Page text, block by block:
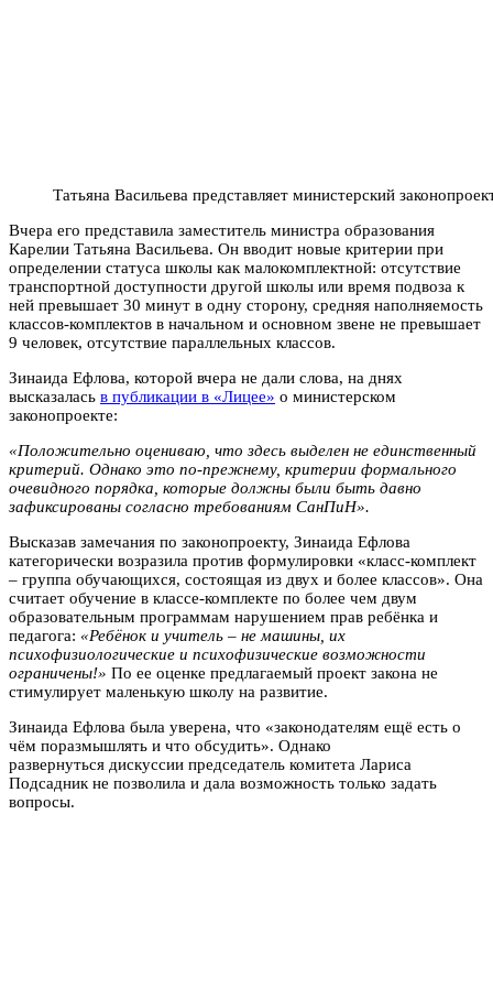
Татьяна Васильева представляет министерский
Вчера его представила заместитель министра образования
Карелии Татьяна Васильева. Он вводит новые критерии при
определении статуса школы как малокомплектной: отсутствие
транспортной доступности другой школы или время подвоза к
ней превышает 30 минут в одну сторону, средняя наполняемость
классов-комплектов в начальном и основном звене не превышает
9 человек, отсутствие параллельных классов.
Зинаида Ефлова, которой вчера не дали слова, на днях
высказалась в публикации в «Лицее» о министерском
законопроекте:
«Положительно оцениваю, что здесь выделен не единственный
критерий. Однако это по-прежнему, критерии формального
очевидного порядка, которые должны были быть давно
зафиксированы согласно требованиям СанПиН».
Высказав замечания по законопроекту, Зинаида Ефлова
категорически возразила против формулировки «класс-комплект
– группа обучающихся, состоящая из двух и более классов». Она
считает обучение в классе-комплекте по более чем двум
образовательным программам нарушением прав ребёнка и
педагога: «Ребёнок и учитель – не машины, их
психофизиологические и психофизические возможности
ограничены!» По ее оценке предлагаемый проект закона не
стимулирует маленькую школу на развитие.
Зинаида Ефлова была уверена, что «законодателям ещё есть о
чём поразмышлять и что обсудить». Однако
развернуться дискуссии председатель комитета Лариса
Подсадник не позволила и дала возможность только задать
вопросы.